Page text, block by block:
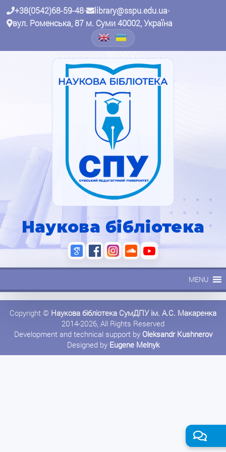
+38(0542)68-59-48• library@sspu.edu.ua•
вул. Роменська, 87 м. Суми 40002, Україна
Наукова бібліотека
MENU
Copyright © Наукова бібліотека СумДПУ ім. А.С. Макаренка
2014-2026, All Rights Reserved
Development and technical support by Oleksandr Kushnerov
Designed by Eugene Melnyk